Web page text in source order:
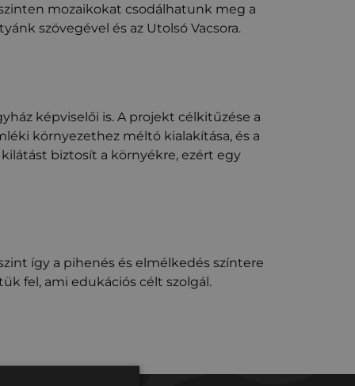
mozaikokat csodálhatunk meg a
szövegével és az Utolsó Vacsora.
képviselői is. A projekt célkitűzése a
környezethez méltó kialakítása, és a
biztosít a környékre, ezért egy
így a pihenés és elmélkedés színtere
fel, ami edukációs célt szolgál.